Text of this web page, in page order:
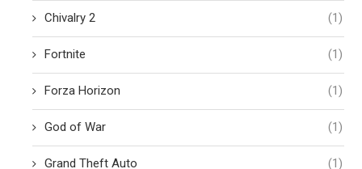
Chivalry 2 (1)
Fortnite (1)
Forza Horizon (1)
God of War (1)
Grand Theft Auto (1)